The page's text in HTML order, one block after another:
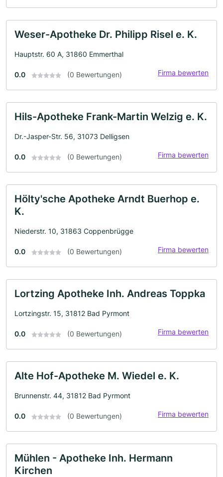
Weser-Apotheke Dr. Philipp Risel e. K.
Hauptstr. 60 A, 31860 Emmerthal
0.0 (0 Bewertungen) Firma bewerten
Hils-Apotheke Frank-Martin Welzig e. K.
Dr.-Jasper-Str. 56, 31073 Delligsen
0.0 (0 Bewertungen) Firma bewerten
Hölty'sche Apotheke Arndt Buerhop e.
K.
Niederstr. 10, 31863 Coppenbrügge
0.0 (0 Bewertungen) Firma bewerten
Lortzing Apotheke Inh. Andreas Toppka
Lortzingstr. 15, 31812 Bad Pyrmont
0.0 (0 Bewertungen) Firma bewerten
Alte Hof-Apotheke M. Wiedel e. K.
Brunnenstr. 44, 31812 Bad Pyrmont
0.0 (0 Bewertungen) Firma bewerten
Mühlen - Apotheke Inh. Hermann
Kirchen